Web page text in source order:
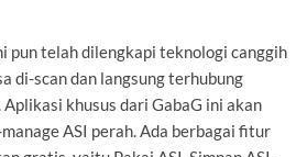
pun telah dilengkapi teknologi canggih
di-scan dan langsung terhubung
khusus dari GabaG ini akan
ASI perah. Ada berbagai fitur